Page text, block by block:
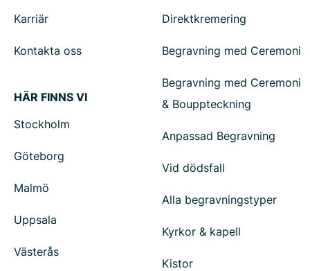
Karriär
Kontakta oss
HÄR FINNS VI
Stockholm
Göteborg
Malmö
Uppsala
Västerås
Direktkremering
Begravning med Ceremoni
Begravning med Ceremoni
& Bouppteckning
Anpassad Begravning
Vid dödsfall
Alla begravningstyper
Kyrkor & kapell
Kistor